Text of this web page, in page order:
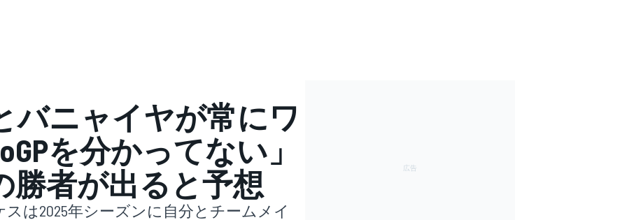
バニャイヤが常にワ
を分かってない」
勝者が出ると予想
は2025年シーズンに自分とチームメイ